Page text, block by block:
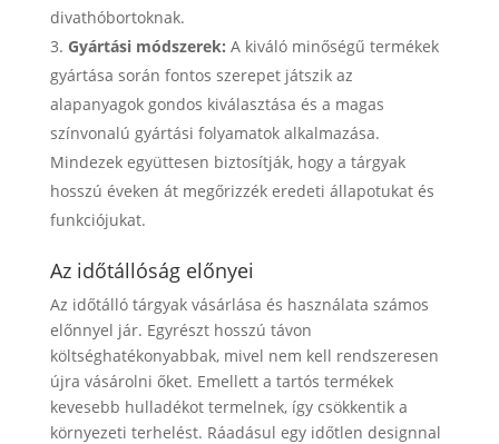
divathóbortoknak.
Gyártási módszerek: A kiváló minőségű termékek
gyártása során fontos szerepet játszik az
alapanyagok gondos kiválasztása és a magas
színvonalú gyártási folyamatok alkalmazása.
Mindezek együttesen biztosítják, hogy a tárgyak
hosszú éveken át megőrizzék eredeti állapotukat és
funkciójukat.
Az időtállóság előnyei
Az időtálló tárgyak vásárlása és használata számos
előnnyel jár. Egyrészt hosszú távon
költséghatékonyabbak, mivel nem kell rendszeresen
újra vásárolni őket. Emellett a tartós termékek
kevesebb hulladékot termelnek, így csökkentik a
környezeti terhelést. Ráadásul egy időtlen designnal